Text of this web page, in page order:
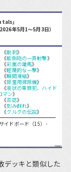
」
年5月1～5月3日）
《削剥》
《舷側砲の一斉射撃》
《彩嵐の雄馬》
《軽蔑的な一撃》
《瞬間凍結》
《除霊用掃除機》
《液状の重罪犯、ハイド
マン》
《否認》
《刻み群れ》
《クルクの伝説》
イドボード（15）-
デッキと類似した